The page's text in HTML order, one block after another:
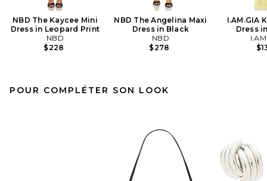
NBD The Kaycee Mini
Dress in Leopard Print
NBD
$228
NBD The Angelina Maxi
Dress in Black
NBD
$278
I.AM.GIA
Dress
POUR COMPLÉTER SON LOOK